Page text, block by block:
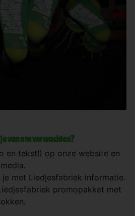
van ons verwachten?
en tekst!) op onze website en
je met Liedjesfabriek informatie.
promopakket met